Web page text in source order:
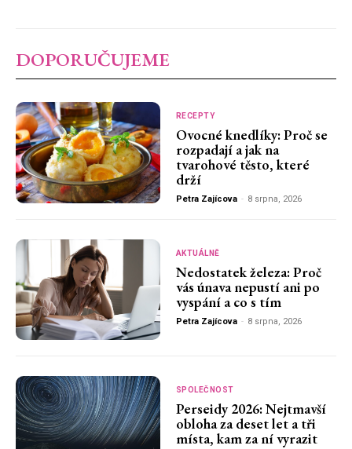
DOPORUČUJEME
RECEPTY
Ovocné knedlíky: Proč se
rozpadají a jak na
tvarohové těsto, které
drží
Petra Zajícova - 8 srpna, 2026
AKTUÁLNĚ
Nedostatek železa: Proč
vás únava nepustí ani po
vyspání a co s tím
Petra Zajícova - 8 srpna, 2026
SPOLEČNOST
Perseidy 2026: Nejtmavší
obloha za deset let a tři
místa, kam za ní vyrazit